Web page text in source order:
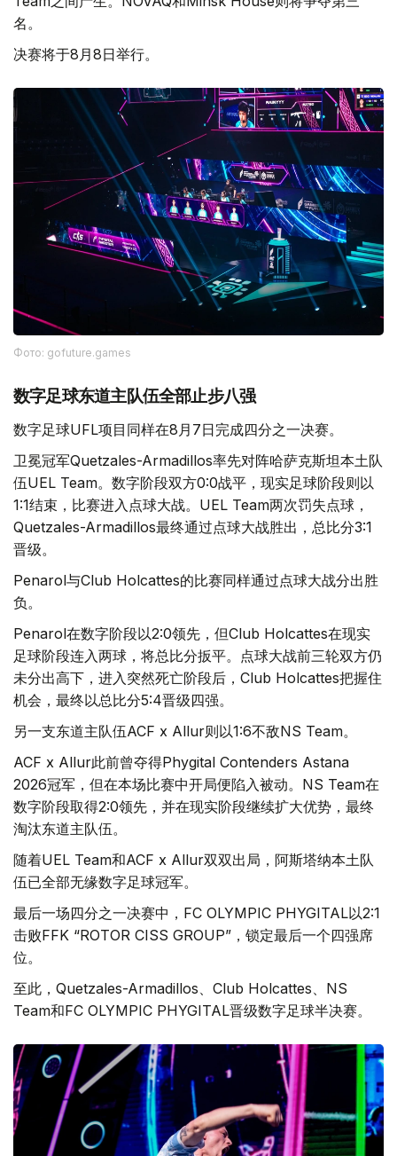
名。
决赛将于8月8日举行。
Фото: gofuture.games
数字足球东道主队伍全部止步八强
数字足球UFL项目同样在8月7日完成四分之一决赛。
卫冕冠军Quetzales-Armadillos率先对阵哈萨克斯坦本土队
伍UEL Team。数字阶段双方0:0战平，现实足球阶段则以
1:1结束，比赛进入点球大战。UEL Team两次罚失点球，
Quetzales-Armadillos最终通过点球大战胜出，总比分3:1
晋级。
Penarol与Club Holcattes的比赛同样通过点球大战分出胜
负。
Penarol在数字阶段以2:0领先，但Club Holcattes在现实
足球阶段连入两球，将总比分扳平。点球大战前三轮双方仍
未分出高下，进入突然死亡阶段后，Club Holcattes把握住
机会，最终以总比分5:4晋级四强。
另一支东道主队伍ACF x Allur则以1:6不敌NS Team。
ACF x Allur此前曾夺得Phygital Contenders Astana
2026冠军，但在本场比赛中开局便陷入被动。NS Team在
数字阶段取得2:0领先，并在现实阶段继续扩大优势，最终
淘汰东道主队伍。
随着UEL Team和ACF x Allur双双出局，阿斯塔纳本土队
伍已全部无缘数字足球冠军。
最后一场四分之一决赛中，FC OLYMPIC PHYGITAL以2:1
击败FFK “ROTOR CISS GROUP”，锁定最后一个四强席
位。
至此，Quetzales-Armadillos、Club Holcattes、NS
Team和FC OLYMPIC PHYGITAL晋级数字足球半决赛。